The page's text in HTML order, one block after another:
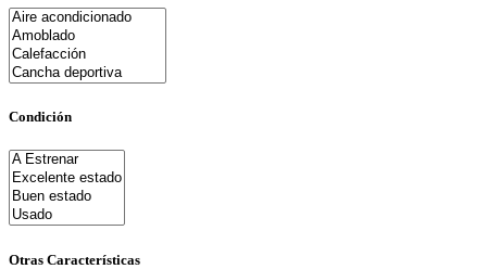
Condición
Otras Características